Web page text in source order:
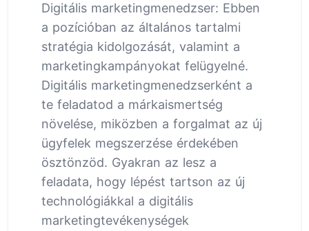
Digitális marketingmenedzser: Ebben
a pozícióban az általános tartalmi
stratégia kidolgozását, valamint a
marketingkampányokat felügyelné.
Digitális marketingmenedzserként a
te feladatod a márkaismertség
növelése, miközben a forgalmat az új
ügyfelek megszerzése érdekében
ösztönzöd. Gyakran az lesz a
feladata, hogy lépést tartson az új
technológiákkal a digitális
marketingtevékenységek